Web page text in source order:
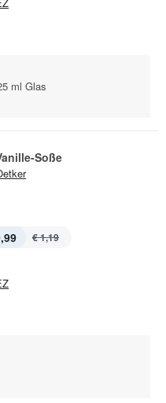
ml Glas
Soße
€ 1,19